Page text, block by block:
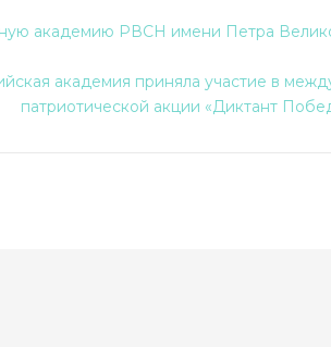
академию РВСН имени Петра
академия приняла участие в
патриотической акции «Диктант